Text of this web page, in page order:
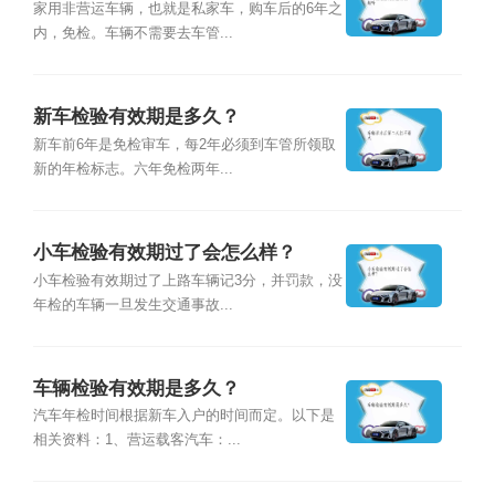
家用非营运车辆，也就是私家车，购车后的6年之
内，免检。车辆不需要去车管...
新车检验有效期是多久？
新车前6年是免检审车，每2年必须到车管所领取
新的年检标志。六年免检两年...
小车检验有效期过了会怎么样？
小车检验有效期过了上路车辆记3分，并罚款，没
年检的车辆一旦发生交通事故...
车辆检验有效期是多久？
汽车年检时间根据新车入户的时间而定。以下是
相关资料：1、营运载客汽车：...